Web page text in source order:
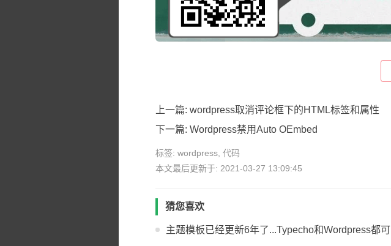
上一篇: wordpress取消评论框下的HTML标签和属性
下一篇: Wordpress禁用Auto OEmbed
标签: wordpress 代码
本文最后更新于: 2021-03-27 13:09:45
猜您喜欢
主题模板已经更新6年了...Typecho和Wordpress都可以用！